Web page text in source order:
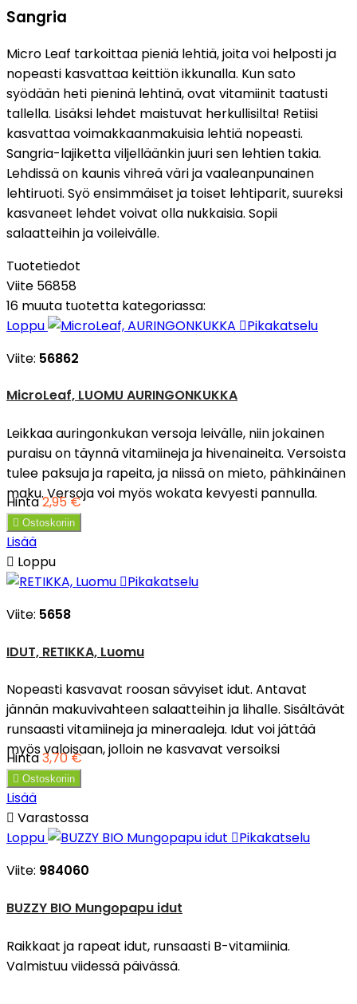
Sangria
Micro Leaf tarkoittaa pieniä lehtiä, joita voi helposti ja
nopeasti kasvattaa keittiön ikkunalla. Kun sato
syödään heti pieninä lehtinä, ovat vitamiinit taatusti
tallella. Lisäksi lehdet maistuvat herkullisilta! Retiisi
kasvattaa voimakkaanmakuisia lehtiä nopeasti.
Sangria-lajiketta viljelläänkin juuri sen lehtien takia.
Lehdissä on kaunis vihreä väri ja vaaleanpunainen
lehtiruoti. Syö ensimmäiset ja toiset lehtiparit, suureksi
kasvaneet lehdet voivat olla nukkaisia. Sopii
salaatteihin ja voileivälle.
Tuotetiedot
Viite 56858
16 muuta tuotetta kategoriassa:
Loppu
Pikakatselu
Viite: 56862
MicroLeaf, LUOMU AURINGONKUKKA
Leikkaa auringonkukan versoja leivälle, niin jokainen
puraisu on täynnä vitamiineja ja hivenaineita. Versoista
tulee paksuja ja rapeita, ja niissä on mieto, pähkinäinen
maku. Versoja voi myös wokata kevyesti pannulla.
Hinta2,95 €
 Ostoskoriin
Lisää
 Loppu
Pikakatselu
Viite: 5658
IDUT, RETIKKA, Luomu
Nopeasti kasvavat roosan sävyiset idut. Antavat
jännän makuvivahteen salaatteihin ja lihalle. Sisältävät
runsaasti vitamiineja ja mineraaleja. Idut voi jättää
myös valoisaan, jolloin ne kasvavat versoiksi
Hinta3,70 €
 Ostoskoriin
Lisää
 Varastossa
Loppu
Pikakatselu
Viite: 984060
BUZZY BIO Mungopapu idut
Raikkaat ja rapeat idut, runsaasti B-vitamiinia.
Valmistuu viidessä päivässä.